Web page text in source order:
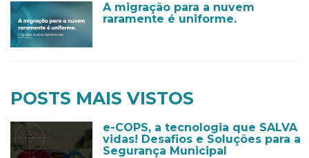
A migração para a nuvem
raramente é uniforme.
POSTS MAIS VISTOS
e-COPS, a tecnologia que SALVA
vidas! Desafios e Soluções para a
Segurança Municipal